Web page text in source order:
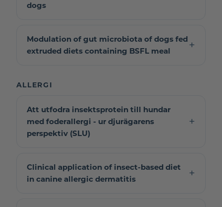
dogs
Modulation of gut microbiota of dogs fed
extruded diets containing BSFL meal
ALLERGI
Att utfodra insektsprotein till hundar
med foderallergi - ur djurägarens
perspektiv (SLU)
Clinical application of insect-based diet
in canine allergic dermatitis